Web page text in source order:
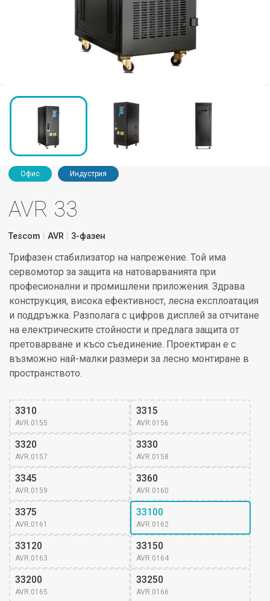
Офис Индустрия
AVR 33
Tescom AVR 3-фазен
Трифазен стабилизатор на напрежение. Той има
сервомотор за защита на натоварванията при
професионални и промишлени приложения. Здрава
конструкция, висока ефективност, лесна експлоатация
и поддръжка. Разполага с цифров дисплей за отчитане
на електрическите стойности и предлага защита от
претоварване и късо съединение. Проектиран е с
възможно най-малки размери за лесно монтиране в
пространството.
3310
AVR.0155
3315
AVR.0156
3320
AVR.0157
3330
AVR.0158
3345
AVR.0159
3360
AVR.0160
3375
AVR.0161
33100
AVR.0162
33120
AVR.0163
33150
AVR.0164
33200
AVR.0165
33250
AVR.0166